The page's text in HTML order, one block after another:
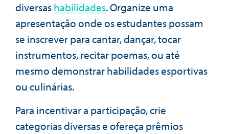
diversashabilidades. Organize uma
apresentação onde os estudantes possam
se inscrever para cantar, dançar, tocar
instrumentos, recitar poemas, ou até
mesmo demonstrar habilidades esportivas
ou culinárias.
Para incentivar a participação, crie
categorias diversas e ofereça prêmios